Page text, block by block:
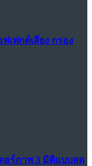
เฟกต์เสียง กรอง
ดอร์ภาพ 3 มิติแบบสด